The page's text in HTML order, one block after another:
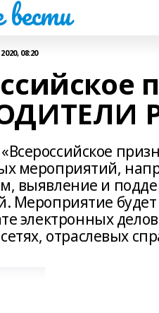
вести
08:20
мероприятий,
выявление и
Мероприятие
электронных
отраслевых